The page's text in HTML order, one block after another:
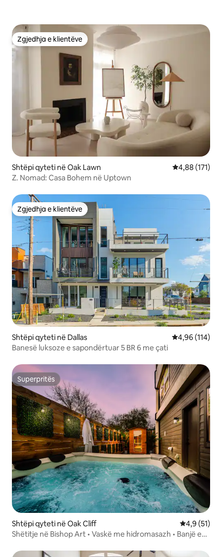
Zgjedhja e klientëve
Zgjedhja e klientëve
Shtëpi qyteti në Oak Lawn Vlerësimi
4,88 (171)
Z. Nomad: Casa Bohem në Uptown
Zgjedhja e klientëve
Zgjedhja e klientëve
Shtëpi qyteti në Dallas Vlerësimi
4,96 (114)
Banesë luksoze e sapondërtuar 5 BR 6 me çati
Superpritës
Superpritës
Shtëpi qyteti në Oak Cliff Vlerësimi
4,9 (51)
Shëtitje në Bishop Art • Vaskë me hidromasazh • Banjë e